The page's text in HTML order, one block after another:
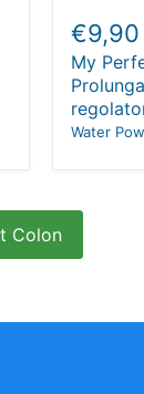
€9,90
My
Water
Colon